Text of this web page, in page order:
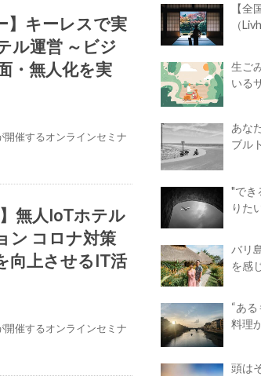
】キーレスで実
ル運営 ～ビジ
・無人化を実
催するオンラインセミナ
無人IoTホテル
ン コロナ対策
向上させるIT活
催するオンラインセミナ
【
（
生ご
いる
あなたは
ブル
"でき
りた
バリ
を感
“あ
料理
頭は